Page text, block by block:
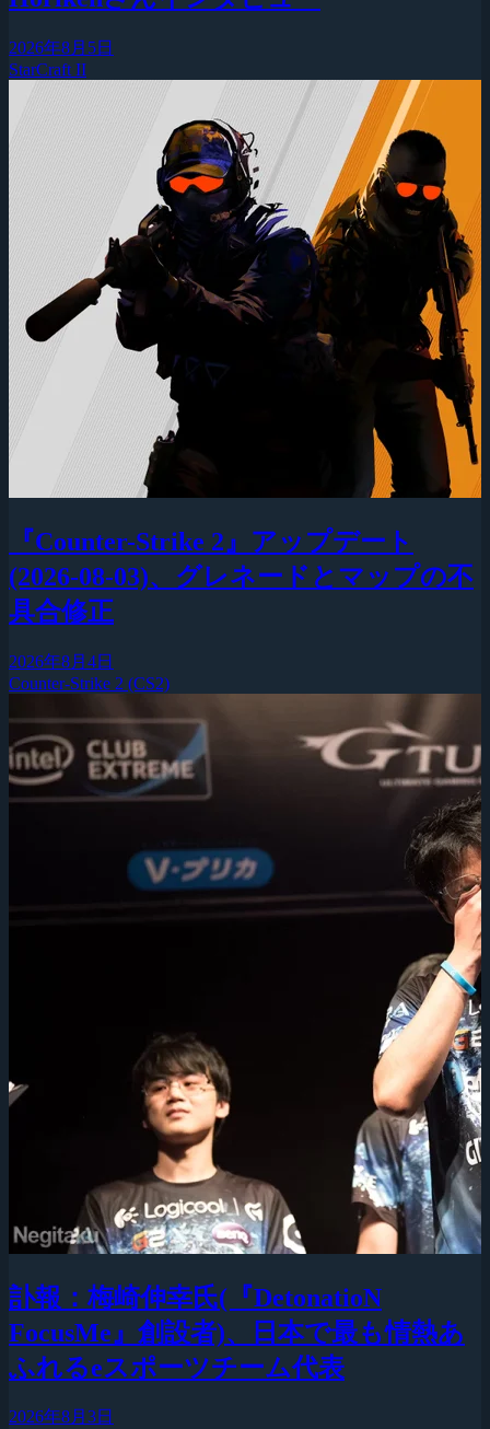
2026年8月5日
StarCraft II
『Counter-Strike 2』アップデート
(2026-08-03)、グレネードとマップの不
具合修正
2026年8月4日
Counter-Strike 2 (CS2)
訃報：梅崎伸幸氏(『DetonatioN
FocusMe』創設者)、日本で最も情熱あ
ふれるeスポーツチーム代表
2026年8月3日